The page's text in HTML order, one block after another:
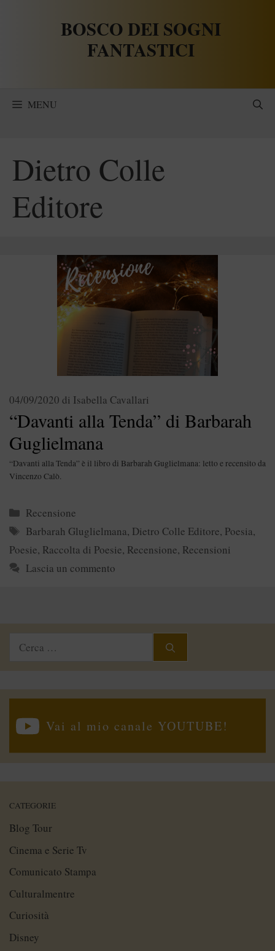
BOSCO DEI SOGNI
FANTASTICI
MENU
Dietro Colle
Editore
“Davanti alla Tenda” di Barbarah
Guglielmana
04/09/2020 di Isabella Cavallari
“Davanti alla Tenda” è il libro di Barbarah Guglielmana: letto e recensito da
Vincenzo Calò.
Categorie
Recensione
Tag
Barbarah Gluglielmana, Dietro Colle Editore, Poesia,
Poesie, Raccolta di Poesie, Recensione, Recensioni
Lascia un commento
Ricerca
Vai al mio canale YOUTUBE!
CATEGORIE
Blog Tour
Cinema e Serie Tv
Comunicato Stampa
Culturalmentre
Curiosità
Disney